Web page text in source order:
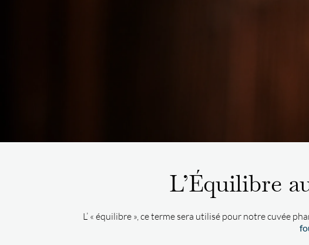
L’Équilibre
L’ « équilibre », ce terme sera utilisé pour notre cuvée